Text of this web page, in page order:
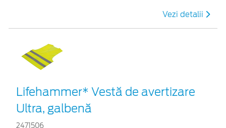
Vezi detalii
Lifehammer* Vestă de avertizare
Ultra, galbenă
2471506